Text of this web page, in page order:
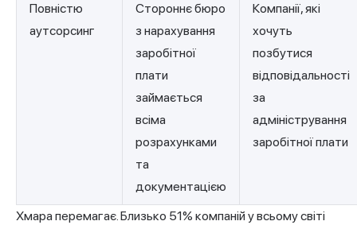
Повністю
аутсорсинг
Стороннє бюро
з нарахування
заробітної
плати
займається
всіма
розрахунками
та
документацією
Компанії, які
хочуть
позбутися
відповідальності
за
адміністрування
заробітної плати
Хмара перемагає. Близько 51% компаній у всьому світі